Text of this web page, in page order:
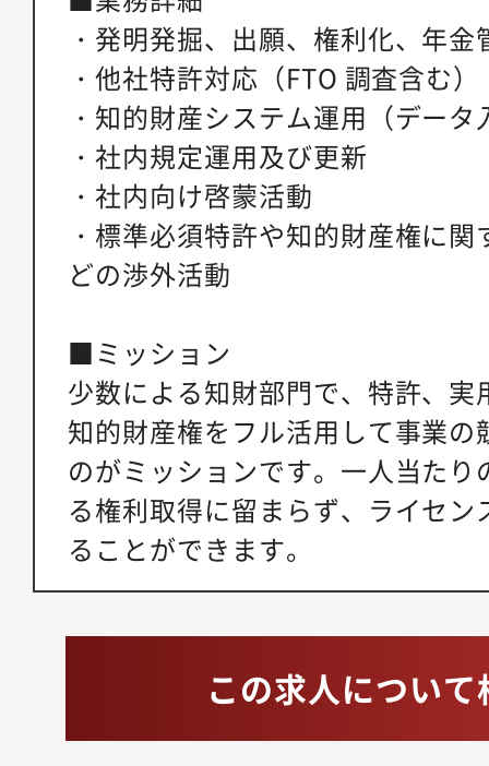
・発明発掘、出願、権利化、年金
・他社特許対応（FTO 調査含む）
・知的財産システム運用（デー
・社内規定運用及び更新
・社内向け啓蒙活動
・標準必須特許や知的財産権に
どの渉外活動
■ミッション
少数による知財部門で、特許、
知的財産権をフル活用して事業
のがミッションです。一人当た
る権利取得に留まらず、ライセ
ることができます。
この求人につい